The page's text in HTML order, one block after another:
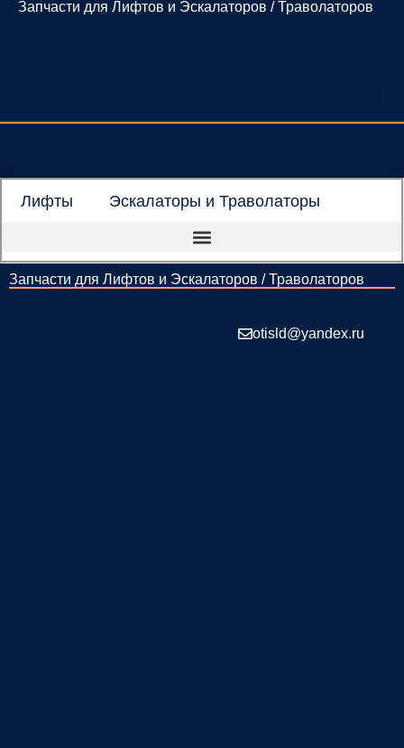
Перейти
Запчасти для Лифтов и Эскалаторов / Траволаторов
Лифты Эскалаторы и Траволаторы
Запчасти для Лифтов и Эскалаторов / Траволаторов
otisld@yandex.ru